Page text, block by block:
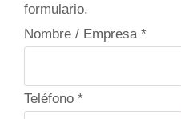
formulario.
Nombre / Empresa *
N
Teléfono *